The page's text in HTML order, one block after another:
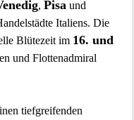
, Pisa und
Italiens. Die
Blütezeit im 16. und
und Flottenadmiral
tiefgreifenden